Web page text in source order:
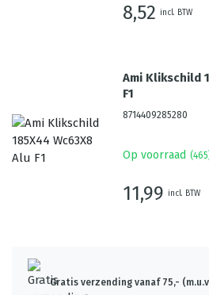
8,52 incl. BTW
Ami Klikschild
F1
8714409285280
Op voorraad (465
11,99 incl. BTW
Gratis verzending vanaf 75,-